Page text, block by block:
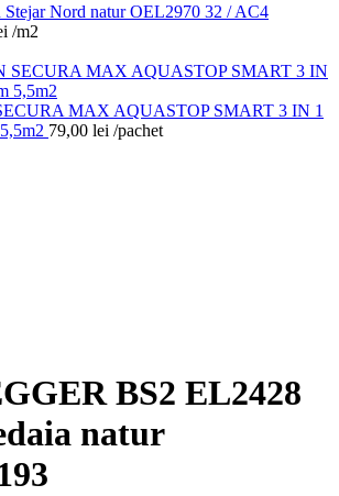
Nord natur OEL2970 32 / AC4
/m2
MAX AQUASTOP SMART 3 IN 1
79,00 lei /pachet
BS2 EL2428
natur